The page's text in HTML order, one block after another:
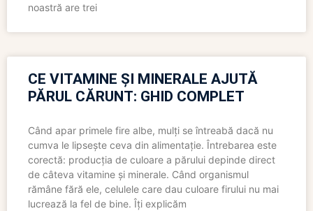
noastră are trei
CE VITAMINE ȘI MINERALE AJUTĂ
PĂRUL CĂRUNT: GHID COMPLET
Când apar primele fire albe, mulți se întreabă dacă nu
cumva le lipsește ceva din alimentație. Întrebarea este
corectă: producția de culoare a părului depinde direct
de câteva vitamine și minerale. Când organismul
rămâne fără ele, celulele care dau culoare firului nu mai
lucrează la fel de bine. Îți explicăm